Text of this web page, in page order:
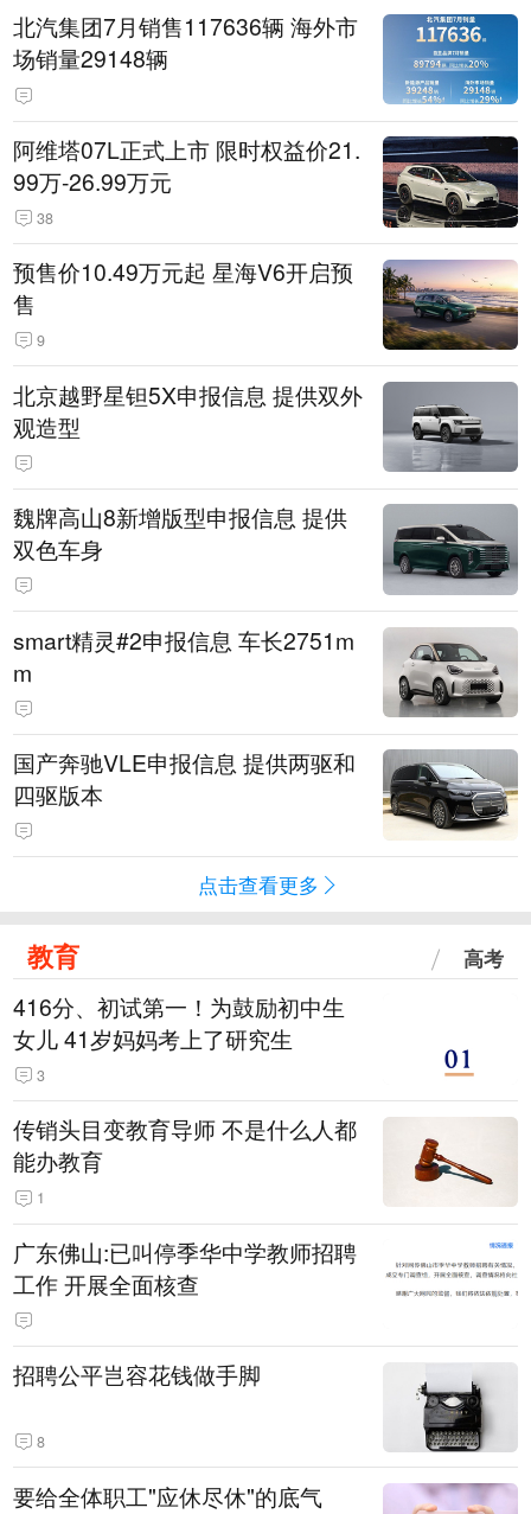
北汽集团7月销售117636辆 海外市
场销量29148辆
阿维塔07L正式上市 限时权益价21.
99万-26.99万元
38
预售价10.49万元起 星海V6开启预
售
9
北京越野星钽5X申报信息 提供双外
观造型
魏牌高山8新增版型申报信息 提供
双色车身
smart精灵#2申报信息 车长2751m
m
国产奔驰VLE申报信息 提供两驱和
四驱版本
点击查看更多
教育 高考
416分、初试第一！为鼓励初中生
女儿 41岁妈妈考上了研究生
3
传销头目变教育导师 不是什么人都
能办教育
1
广东佛山:已叫停季华中学教师招聘
工作 开展全面核查
招聘公平岂容花钱做手脚
8
要给全体职工"应休尽休"的底气